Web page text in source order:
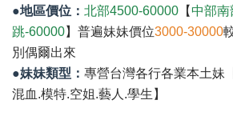
●地區價位： 北部4500-60000 【中部南
跳-60000】普遍妹妹價位3000-30000
別偶爾出來
●妹妹類型： 專營台灣各行各業本土妹
混血.模特.空姐.藝人.學生】